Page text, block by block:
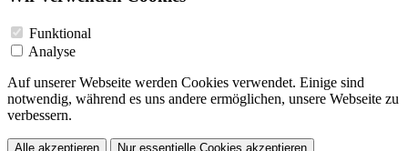
Funktional
Analyse
Auf unserer Webseite werden Cookies verwendet. Einige sind
notwendig, während es uns andere ermöglichen, unsere Webseite zu
verbessern.
Alle akzeptieren Nur essentielle Cookies akzeptieren